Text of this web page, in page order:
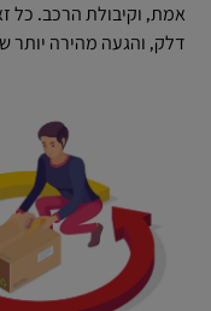
אמת, וקיבולת הרכב. כל
דלק, והגעה מהירה יותר